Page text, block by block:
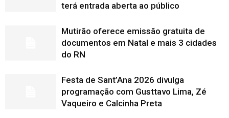
terá entrada aberta ao público
Mutirão oferece emissão gratuita de
documentos em Natal e mais 3 cidades
do RN
Festa de Sant’Ana 2026 divulga
programação com Gusttavo Lima, Zé
Vaqueiro e Calcinha Preta